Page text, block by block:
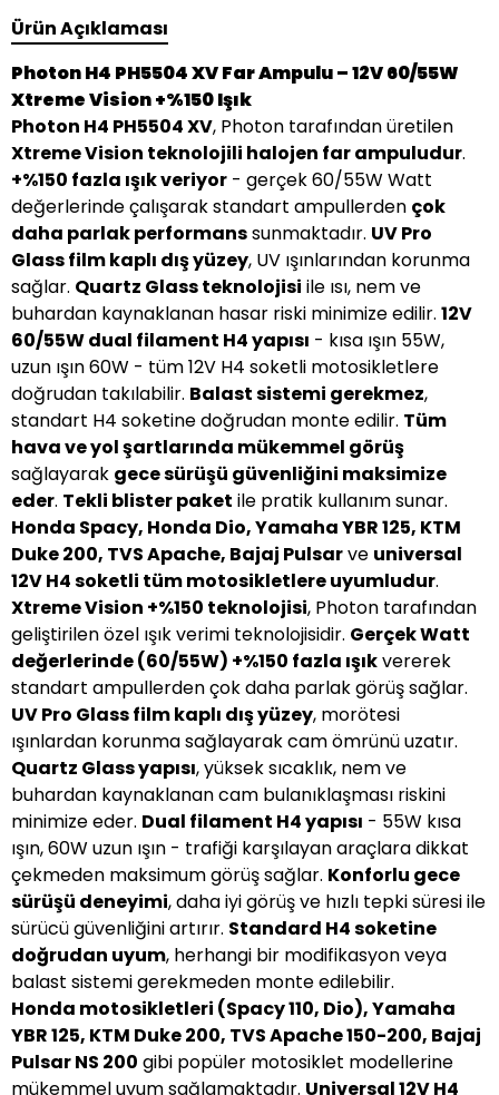
Ürün Açıklaması
Photon H4 PH5504 XV Far Ampulu – 12V 60/55W
Xtreme Vision +%150 Işık
Photon H4 PH5504 XV, Photon tarafından üretilen
Xtreme Vision teknolojili halojen far ampuludur.
+%150 fazla ışık veriyor - gerçek 60/55W Watt
değerlerinde çalışarak standart ampullerden çok
daha parlak performanssunmaktadır. UV Pro
Glass film kaplı dış yüzey, UV ışınlarından korunma
sağlar. Quartz Glass teknolojisi ile ısı, nem ve
buhardan kaynaklanan hasar riski minimize edilir. 12V
60/55W dual filament H4 yapısı - kısa ışın 55W,
uzun ışın 60W - tüm 12V H4 soketli motosikletlere
doğrudan takılabilir. Balast sistemi gerekmez,
standart H4 soketine doğrudan monte edilir. Tüm
hava ve yol şartlarında mükemmel görüş
sağlayarak gece sürüşü güvenliğini maksimize
eder. Tekli blister paket ile pratik kullanım sunar.
Honda Spacy, Honda Dio, Yamaha YBR 125, KTM
Duke 200, TVS Apache, Bajaj Pulsarve universal
12V H4 soketli tüm motosikletlere uyumludur.
Xtreme Vision +%150 teknolojisi, Photon tarafından
geliştirilen özel ışık verimi teknolojisidir. Gerçek Watt
değerlerinde (60/55W) +%150 fazla ışıkvererek
standart ampullerden çok daha parlak görüş sağlar.
UV Pro Glass film kaplı dış yüzey, morötesi
ışınlardan korunma sağlayarak cam ömrünü uzatır.
Quartz Glass yapısı, yüksek sıcaklık, nem ve
buhardan kaynaklanan cam bulanıklaşması riskini
minimize eder. Dual filament H4 yapısı - 55W kısa
ışın, 60W uzun ışın - trafiği karşılayan araçlara dikkat
çekmeden maksimum görüş sağlar. Konforlu gece
sürüşü deneyimi, daha iyi görüş ve hızlı tepki süresi ile
sürücü güvenliğini artırır. Standard H4 soketine
doğrudan uyum, herhangi bir modifikasyon veya
balast sistemi gerekmeden monte edilebilir.
Honda motosikletleri (Spacy 110, Dio), Yamaha
YBR 125, KTM Duke 200, TVS Apache 150-200, Bajaj
Pulsar NS 200 gibi popüler motosiklet modellerine
mükemmel uyum sağlamaktadır. Universal 12V H4